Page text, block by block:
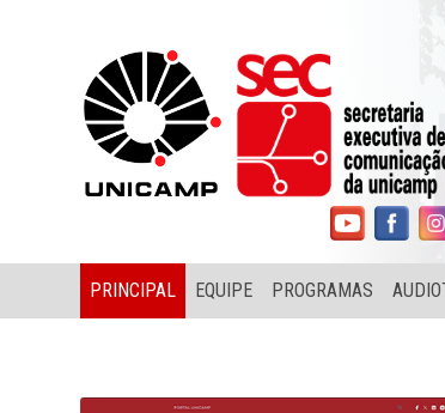
PRINCIPAL EQUIPE PROGRAMAS